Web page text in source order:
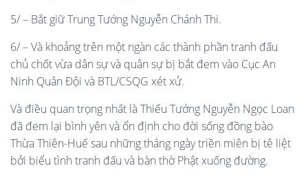
5/ – Bắt giữ Trung Tướng Nguyễn Chánh Thi.
6/ – Và khoảng trên một ngàn các thành phần tranh đấu
chủ chốt vừa dân sự và quân sự bị bắt đem vào Cục An
Ninh Quân Đội và BTL/CSQG xét xử.
Và điều quan trọng nhất là Thiếu Tướng Nguyễn Ngọc Loan
đã đem lại bình yên và ổn định cho đời sống đồng bào
Thừa Thiên-Huế sau những tháng ngày triền miên bị tê liệt
bởi biểu tình tranh đấu và bàn thờ Phật xuống đường.